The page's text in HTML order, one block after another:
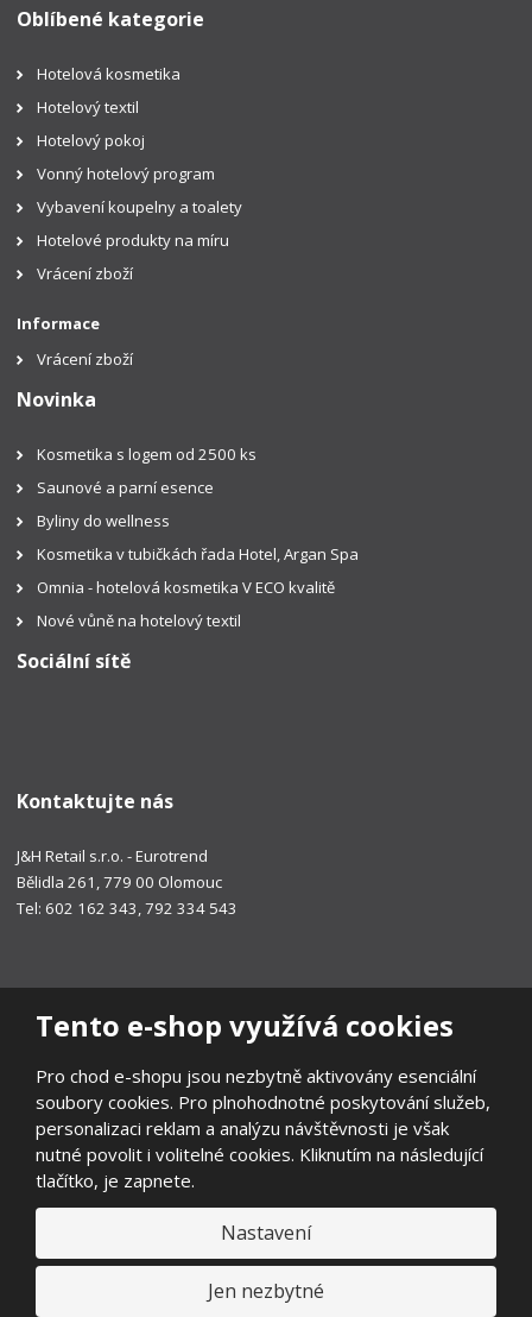
Tento e-shop využívá cookies
Pro chod e-shopu jsou nezbytně aktivovány esenciální
soubory cookies. Pro plnohodnotné poskytování služeb,
personalizaci reklam a analýzu návštěvnosti je však
nutné povolit i volitelné cookies. Kliknutím na následující
tlačítko, je zapnete.
Nastavení
Jen nezbytné
Oblíbené kategorie
Hotelová kosmetika
Hotelový textil
Hotelový pokoj
Vonný hotelový program
Vybavení koupelny a toalety
Hotelové produkty na míru
Vrácení zboží
Informace
Vrácení zboží
Novinka
Kosmetika s logem od 2500 ks
Saunové a parní esence
Byliny do wellness
Kosmetika v tubičkách řada Hotel, Argan Spa
Omnia - hotelová kosmetika V ECO kvalitě
Nové vůně na hotelový textil
Sociální sítě
Kontaktujte nás
J&H Retail s.r.o. - Eurotrend
Bělidla 261, 779 00 Olomouc
Tel: 602 162 343, 792 334 543
Prohlášení o přístupnosti|Ochrana osobních údajů|Mapa stránek
Všeobecné obchodní podmínky|Ochrana oznamovatelů
Odstoupení od smlouvy